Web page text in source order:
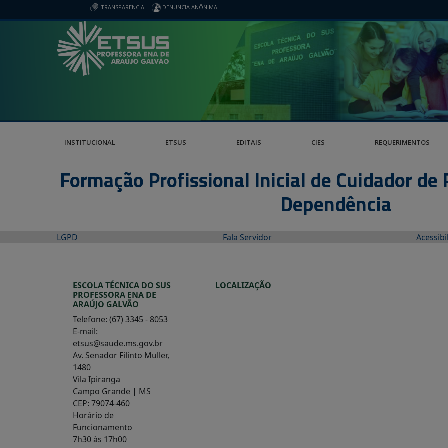
TRANSPARENCIA DENUNCIA ANÔNIMA
INSTITUCIONAL ETSUS EDITAIS CIES REQUERIMENTOS
Formação Profissional Inicial de Cuidador de
Dependência
LGPD Fala Servidor
ESCOLA TÉCNICA DO SUS
PROFESSORA ENA DE
ARAÚJO GALVÃO
Telefone: (67) 3345 - 8053
E-mail:
etsus@saude.ms.gov.br
Av. Senador Filinto Muller,
1480
Vila Ipiranga
Campo Grande | MS
CEP: 79074-460
Horário de
Funcionamento
7h30 às 17h00
LOCALIZAÇÃO